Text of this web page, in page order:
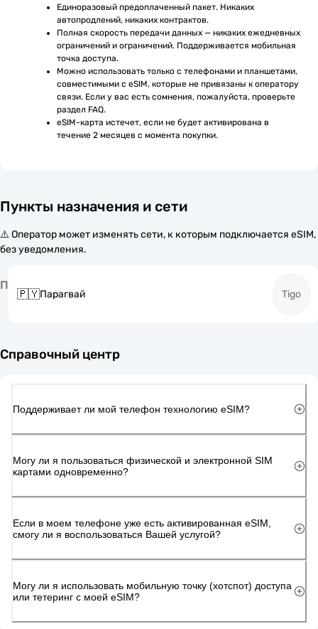
Единоразовый предоплаченный пакет. Никаких
автопродлений, никаких контрактов.
Полная скорость передачи данных — никаких ежедневных
ограничений и ограничений. Поддерживается мобильная
точка доступа.
Можно использовать только с телефонами и планшетами,
совместимыми с eSIM, которые не привязаны к оператору
связи. Если у вас есть сомнения, пожалуйста, проверьте
раздел FAQ.
eSIM-карта истечет, если не будет активирована в
течение 2 месяцев с момента покупки.
Пункты назначения и сети
⚠️ Оператор может изменять сети, к которым подключается eSIM,
без уведомления.
П
🇵🇾Парагвай Tigo
Справочный центр
Поддерживает ли мой телефон технологию eSIM?
Могу ли я пользоваться физической и электронной SIM
картами одновременно?
Если в моем телефоне уже есть активированная eSIM,
смогу ли я воспользоваться Вашей услугой?
Могу ли я использовать мобильную точку (хотспот) доступа
или тетеринг с моей eSIM?